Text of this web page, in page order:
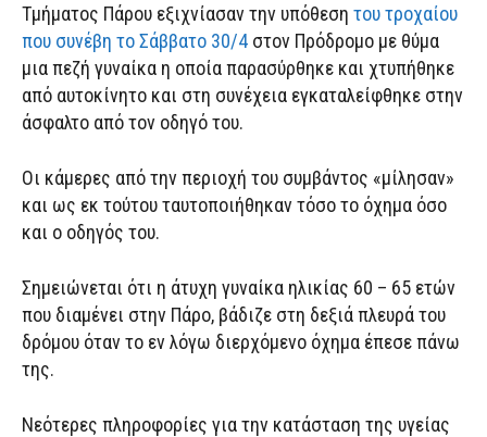
Τμήματος Πάρου εξιχνίασαν την υπόθεση του τροχαίου
που συνέβη το Σάββατο 30/4 στον Πρόδρομο με θύμα
μια πεζή γυναίκα η οποία παρασύρθηκε και χτυπήθηκε
από αυτοκίνητο και στη συνέχεια εγκαταλείφθηκε στην
άσφαλτο από τον οδηγό του.
Οι κάμερες από την περιοχή του συμβάντος «μίλησαν»
και ως εκ τούτου ταυτοποιήθηκαν τόσο το όχημα όσο
και ο οδηγός του.
Σημειώνεται ότι η άτυχη γυναίκα ηλικίας 60 – 65 ετών
που διαμένει στην Πάρο, βάδιζε στη δεξιά πλευρά του
δρόμου όταν το εν λόγω διερχόμενο όχημα έπεσε πάνω
της.
Νεότερες πληροφορίες για την κατάσταση της υγείας